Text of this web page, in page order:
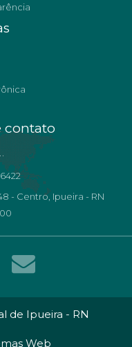
contato
- Centro, Ipueira - RN
de Ipueira - RN
Web